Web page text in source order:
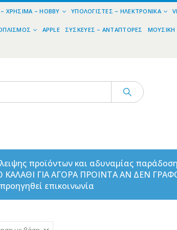
ΧΡΉΣΙΜΑ – HOBBY ΥΠΟΛΟΓΙΣΤΈΣ – ΗΛΕΚΤΡΟΝΙΚΆ
APPLE ΣΥΣΚΕΥΈΣ – ΑΝΤΆΠΤΟΡΕΣ ΜΟΥΣΙΚΉ
προϊόντων και αδυναμίας
ΓΙΑ ΑΓΟΡΑ ΠΡΟΙΝΤΑ ΑΝ ΔΕΝ
επικοινωνία